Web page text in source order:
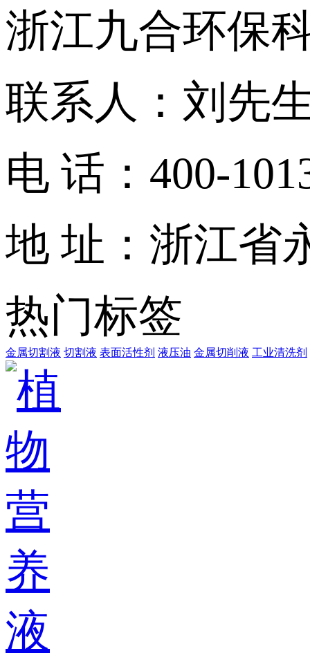
浙江九合环保
联系人：刘先
电 话：400-
地 址：浙江省
热门标签
金属切割液 切割液 表面活性剂 液压油 金属切削液 工业清洗剂